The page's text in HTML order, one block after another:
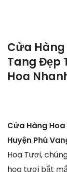
Cửa
Tang Đẹp
Hoa
Cửa Hàng
Huyện Phú
Hoa Tươi,
hoa tươi bắt